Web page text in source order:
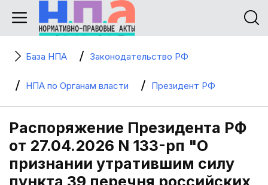
База НПА Законодательство РФ
НПА по Органам власти Президент РФ
Распоряжение Президента РФ
от 27.04.2026 N 133-рп "О
признании утратившим силу
пункта 39 перечня российских